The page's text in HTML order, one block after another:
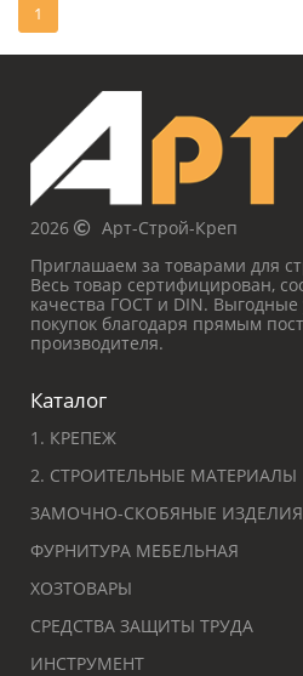
1
2026
Арт-Строй-Креп
Приглашаем за товарами для
Весь товар сертифицирован,
качества ГОСТ и DIN. Выгодные
покупок благодаря прямым
производителя.
Каталог
1. КРЕПЕЖ
2. СТРОИТЕЛЬНЫЕ МАТЕРИАЛЫ
ЗАМОЧНО-СКОБЯНЫЕ ИЗДЕЛИЯ
ФУРНИТУРА МЕБЕЛЬНАЯ
ХОЗТОВАРЫ
СРЕДСТВА ЗАЩИТЫ ТРУДА
ИНСТРУМЕНТ